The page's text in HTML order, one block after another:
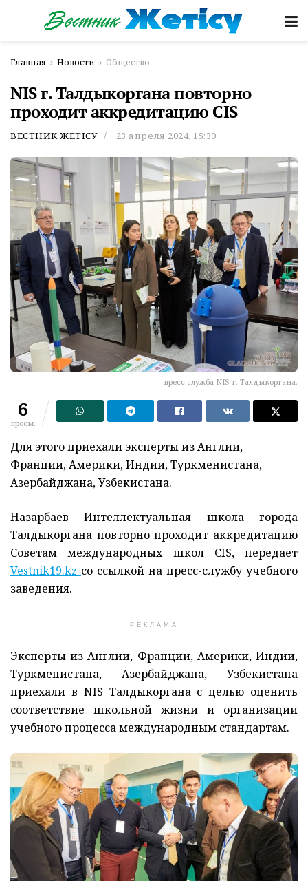
Главная Новости Общество
NIS г. Талдыкоргана повторно
проходит аккредитацию CIS
ВЕСТНИК ЖЕТІСУ 23 апреля 2024, 15:30
пресс-служба NIS г. Талдыкоргана.
6
просм.
Для этого приехали эксперты из Англии,
Франции, Америки, Индии, Туркменистана,
Азербайджана, Узбекистана.
Назарбаев Интеллектуальная школа города
Талдыкоргана повторно проходит аккредитацию
Советам международных школ CIS, передает
Vestnik19.kz со ссылкой на пресс-службу учебного
заведения.
РЕКЛАМА
Эксперты из Англии, Франции, Америки, Индии,
Туркменистана, Азербайджана, Узбекистана
приехали в NIS Талдыкоргана с целью оценить
соответствие школьной жизни и организации
учебного процесса международным стандартам.